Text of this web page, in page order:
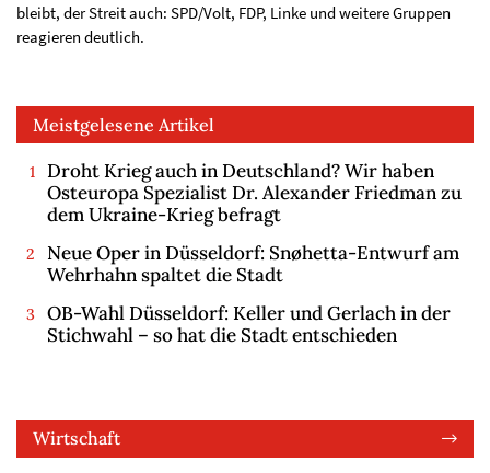
bleibt, der Streit auch: SPD/Volt, FDP, Linke und weitere Gruppen
reagieren deutlich.
Meistgelesene Artikel
Droht Krieg auch in Deutschland? Wir haben
Osteuropa Spezialist Dr. Alexander Friedman zu
dem Ukraine-Krieg befragt
Neue Oper in Düsseldorf: Snøhetta-Entwurf am
Wehrhahn spaltet die Stadt
OB-Wahl Düsseldorf: Keller und Gerlach in der
Stichwahl – so hat die Stadt entschieden
Wirtschaft